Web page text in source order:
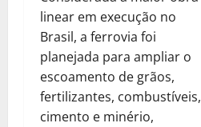
linear em execução no
Brasil, a ferrovia foi
planejada para ampliar o
escoamento de grãos,
fertilizantes, combustíveis,
cimento e minério,